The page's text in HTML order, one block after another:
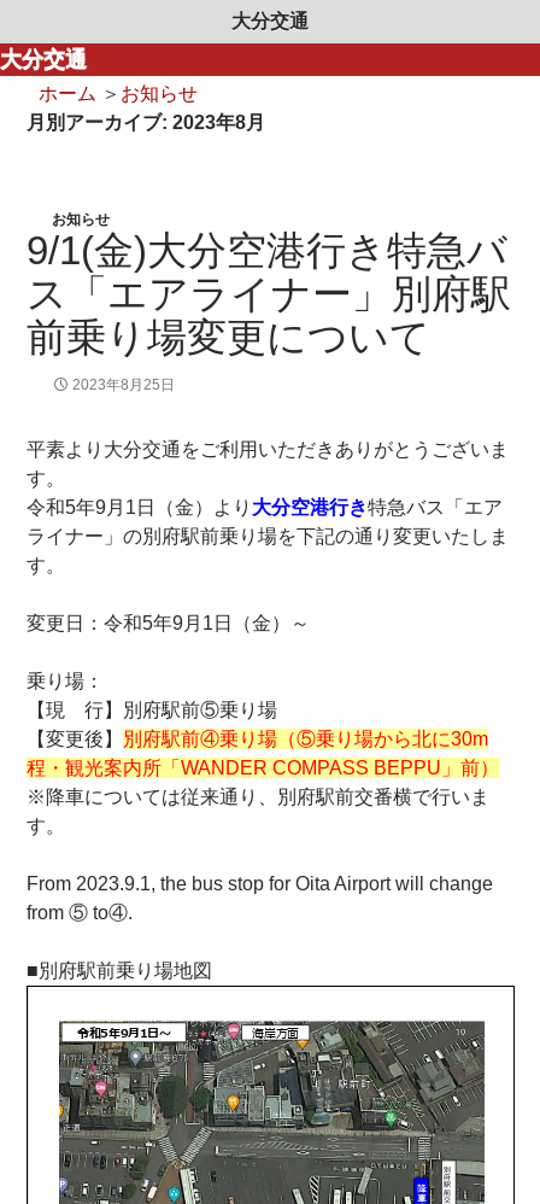
大分交通
大分交通
ホーム ＞ お知らせ
月別アーカイブ: 2023年8月
お知らせ
9/1(金)大分空港行き特急バ
ス「エアライナー」別府駅
前乗り場変更について
2023年8月25日
平素より大分交通をご利用いただきありがとうございま
す。
令和5年9月1日（金）より 大分空港行き特急バス「エア
ライナー」の別府駅前乗り場を下記の通り変更いたしま
す。
変更日：令和5年9月1日（金）～
乗り場：
【現 行】別府駅前⑤乗り場
【変更後】 別府駅前④乗り場（⑤乗り場から北に30m
程・観光案内所「WANDER COMPASS BEPPU」前）
※降車については従来通り、別府駅前交番横で行いま
す。
From 2023.9.1, the bus stop for Oita Airport will change
from ⑤ to④.
■別府駅前乗り場地図